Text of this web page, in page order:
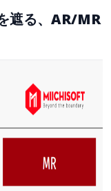
遮る、AR/MR